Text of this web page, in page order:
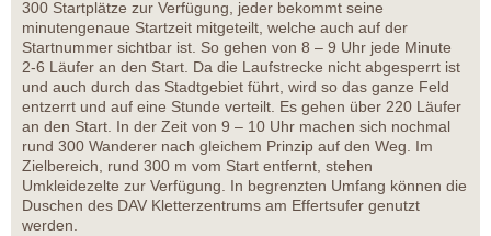
300 Startplätze zur Verfügung, jeder bekommt seine
minutengenaue Startzeit mitgeteilt, welche auch auf der
Startnummer sichtbar ist. So gehen von 8 – 9 Uhr jede Minute
2-6 Läufer an den Start. Da die Laufstrecke nicht abgesperrt ist
und auch durch das Stadtgebiet führt, wird so das ganze Feld
entzerrt und auf eine Stunde verteilt. Es gehen über 220 Läufer
an den Start. In der Zeit von 9 – 10 Uhr machen sich nochmal
rund 300 Wanderer nach gleichem Prinzip auf den Weg. Im
Zielbereich, rund 300 m vom Start entfernt, stehen
Umkleidezelte zur Verfügung. In begrenzten Umfang können die
Duschen des DAV Kletterzentrums am Effertsufer genutzt
werden.